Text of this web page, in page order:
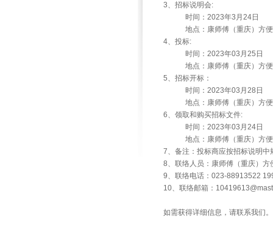
3、招标说明会:
时间：2023年3月24日
地点：康师傅（重庆）方便
4、投标:
时间：2023年03月25日
地点：康师傅（重庆）方便
5、招标开标：
时间：2023年03月28日
地点：康师傅（重庆）方便
6、领取和购买招标文件:
时间：2023年03月24日
地点：康师傅（重庆）方便
7、备注：投标商应按招标说明
8、联络人员：康师傅（重庆）
9、联络电话：023-88913522
10、联络邮箱：
如需获得详细信息，请联系我们。